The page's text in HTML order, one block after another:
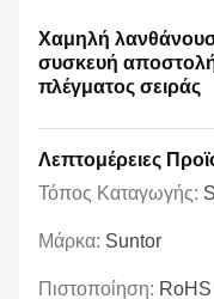
Χαμηλή
συσκευή
πλέγματος σειράς
Λεπτομέρειες
Τόπος Καταγωγής:
Μάρκα: Suntor
Πιστοποίηση: